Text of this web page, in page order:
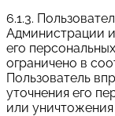
6.1.3.
Администрации
его
ограничено в
Пользователь
уточнения его
или